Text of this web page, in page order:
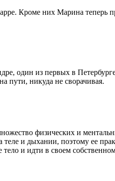
Кроме них Марина теперь
один из первых в
пути, никуда не сворачивая.
физических и
и дыхании, поэтому ее
и идти в своем